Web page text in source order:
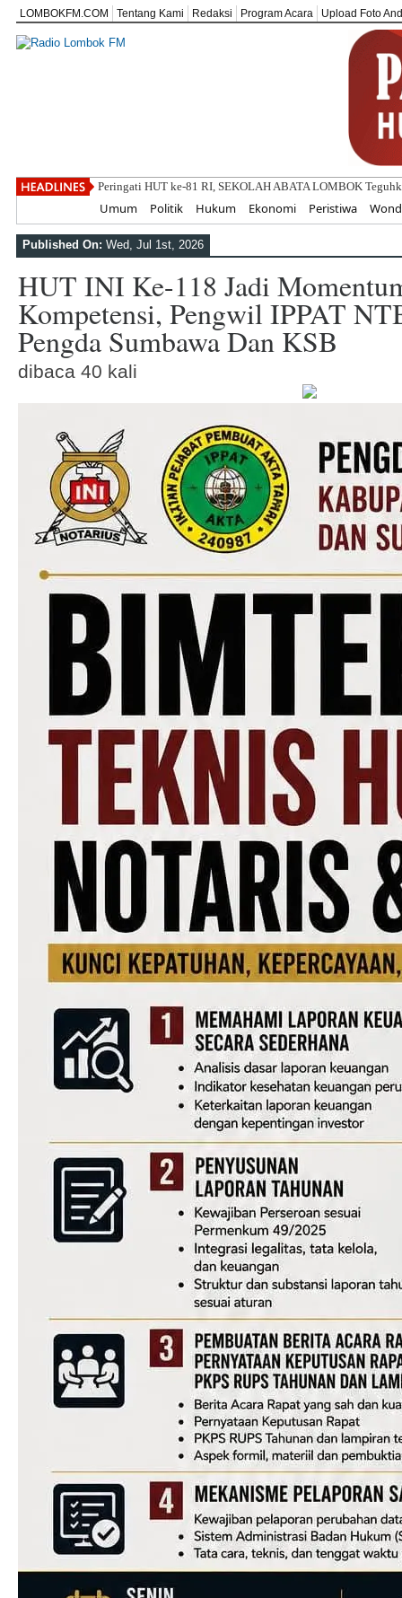
LOMBOKFM.COM Tentang Kami Redaksi Program Acara Upload Foto
Peringati HUT ke-81 RI, SEKOLAH ABATA LOMBOK
Umum Politik Hukum Ekonomi Peristiwa
Published On: Wed, Jul 1st, 2026
HUT INI Ke-118 Jadi
Kompetensi, Pengwil IPPAT
Pengda Sumbawa Dan KSB
dibaca 40 kali